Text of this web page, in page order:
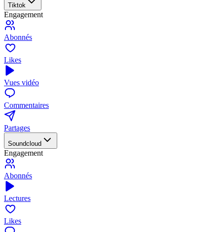
Tiktok
Engagement
Abonnés
Likes
Vues vidéo
Commentaires
Partages
Soundcloud
Engagement
Abonnés
Lectures
Likes